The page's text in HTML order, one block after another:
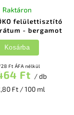
felülettisztító
- bergamot
Raktáron
Ft ÁFA nélkül
Ft / db
Ft / 100 ml
Kosárba